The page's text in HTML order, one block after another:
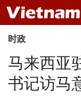
时政
马来西亚
书记访马